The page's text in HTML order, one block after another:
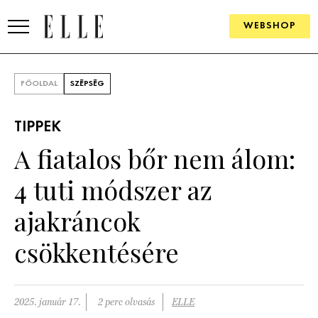
WEBSHOP
SZÉPSÉG
KULTÚRA
PSZICHÉ
PÁRKAPCSOLAT
FŐOLDAL SZÉPSÉG
TIPPEK
A fiatalos bőr nem álom:
4 tuti módszer az
ajakráncok
csökkentésére
2025. január 17. 2 perc olvasás ELLE